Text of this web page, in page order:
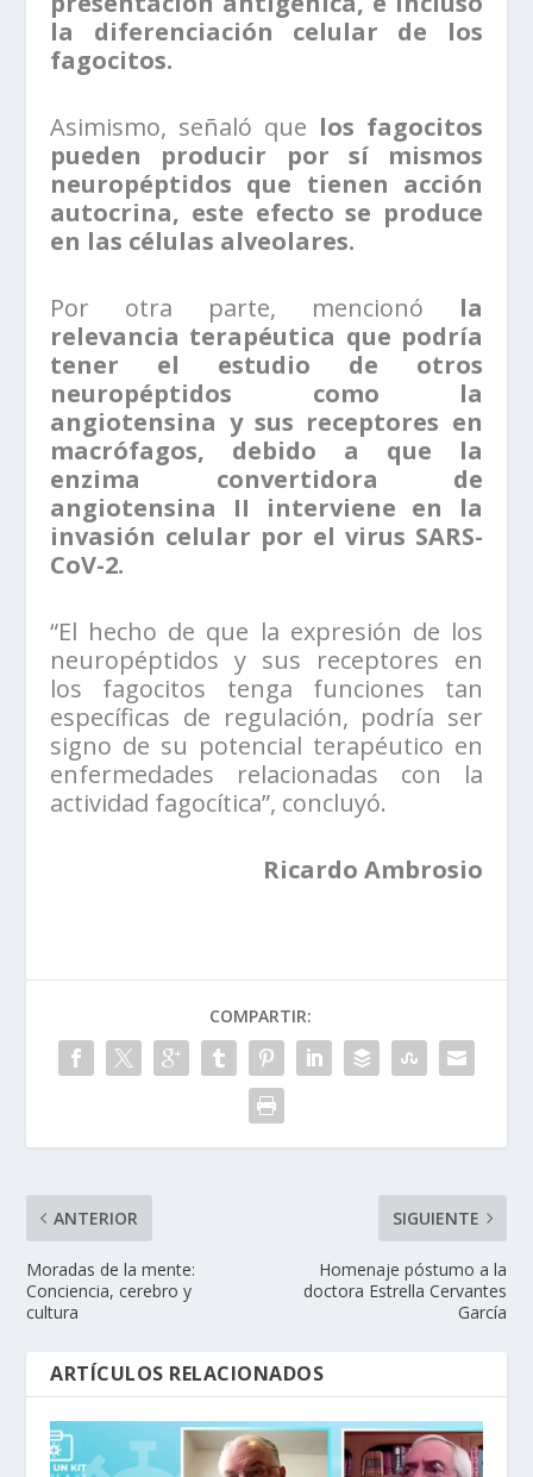
la diferenciación celular de los
fagocitos.
Asimismo, señaló que los fagocitos
pueden producir por sí mismos
neuropéptidos que tienen acción
autocrina, este efecto se produce
en las células alveolares.
Por otra parte, mencionó la
relevancia terapéutica que podría
tener el estudio de otros
neuropéptidos como la
angiotensina y sus receptores en
macrófagos, debido a que la
enzima convertidora de
angiotensina II interviene en la
invasión celular por el virus SARS-
CoV-2.
“El hecho de que la expresión de los
neuropéptidos y sus receptores en
los fagocitos tenga funciones tan
específicas de regulación, podría ser
signo de su potencial terapéutico en
enfermedades relacionadas con la
actividad fagocítica”, concluyó.
Ricardo Ambrosio
COMPARTIR:
ANTERIOR
Moradas de la mente:
Conciencia, cerebro y
cultura
SIGUIENTE
Homenaje póstumo a la
doctora Estrella Cervantes
García
ARTÍCULOS RELACIONADOS